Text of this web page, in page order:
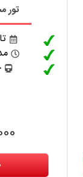
تور